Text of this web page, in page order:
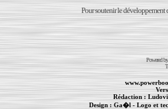
Pour soutenir le développement
Powered
Rédaction :
Design :Ga�l- Logo et